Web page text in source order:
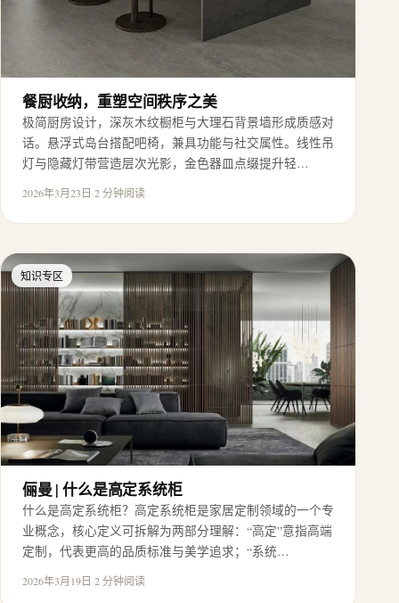
餐厨收纳，重塑空间秩序之美
极简厨房设计，深灰木纹橱柜与大理石背景墙形成质感对
话。悬浮式岛台搭配吧椅，兼具功能与社交属性。线性吊
灯与隐藏灯带营造层次光影，金色器皿点缀提升轻…
2026年3月23日·2 分钟阅读
知识专区
俪曼 | 什么是高定系统柜
什么是高定系统柜？高定系统柜是家居定制领域的一个专
业概念，核心定义可拆解为两部分理解：“高定”意指高端
定制，代表更高的品质标准与美学追求；“系统…
2026年3月19日·2 分钟阅读